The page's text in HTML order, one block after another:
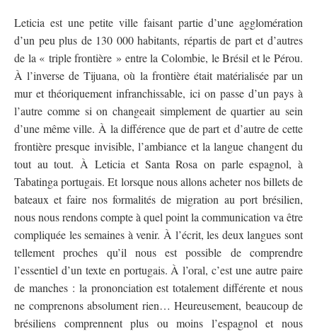
Leticia est une petite ville faisant partie d’une agglomération
d’un peu plus de 130 000 habitants, répartis de part et d’autres
de la « triple frontière » entre la Colombie, le Brésil et le Pérou.
À l’inverse de Tijuana, où la frontière était matérialisée par un
mur et théoriquement infranchissable, ici on passe d’un pays à
l’autre comme si on changeait simplement de quartier au sein
d’une même ville. À la différence que de part et d’autre de cette
frontière presque invisible, l’ambiance et la langue changent du
tout au tout. À Leticia et Santa Rosa on parle espagnol, à
Tabatinga portugais. Et lorsque nous allons acheter nos billets de
bateaux et faire nos formalités de migration au port brésilien,
nous nous rendons compte à quel point la communication va être
compliquée les semaines à venir. À l’écrit, les deux langues sont
tellement proches qu’il nous est possible de comprendre
l’essentiel d’un texte en portugais. À l’oral, c’est une autre paire
de manches : la prononciation est totalement différente et nous
ne comprenons absolument rien… Heureusement, beaucoup de
brésiliens comprennent plus ou moins l’espagnol et nous